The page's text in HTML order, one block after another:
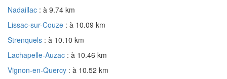
Nadaillac : à 9.74 km
Lissac-sur-Couze : à 10.09 km
Strenquels : à 10.10 km
Lachapelle-Auzac : à 10.46 km
Vignon-en-Quercy : à 10.52 km